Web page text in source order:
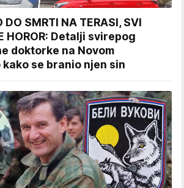
SMRTI NA TERASI, SVI
HOROR: Detalji svirepog
doktorke na Novom
kako se branio njen sin